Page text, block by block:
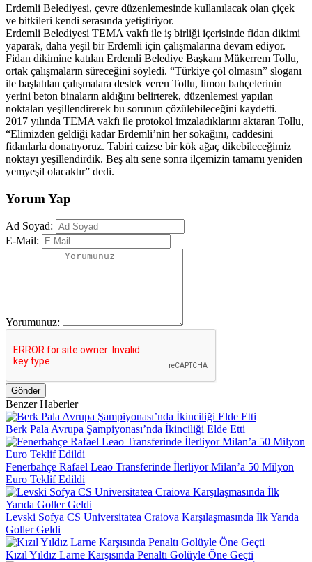
Erdemli Belediyesi, çevre düzenlemesinde kullanılacak olan çiçek
ve bitkileri kendi serasında yetiştiriyor.
Erdemli Belediyesi TEMA vakfı ile iş birliği içerisinde fidan dikimi
yaparak, daha yeşil bir Erdemli için çalışmalarına devam ediyor.
Fidan dikimine katılan Erdemli Belediye Başkanı Mükerrem Tollu,
ortak çalışmaların süreceğini söyledi. “Türkiye çöl olmasın” sloganı
ile başlatılan çalışmalara destek veren Tollu, limon bahçelerinin
yerini beton binaların aldığını belirterek, düzenlemesi yapılan
noktaları yeşillendirerek bu sorunun çözülebileceğini kaydetti.
2017 yılında TEMA vakfı ile protokol imzaladıklarını aktaran Tollu,
“Elimizden geldiği kadar Erdemli’nin her sokağını, caddesini
fidanlarla donatıyoruz. Tabiri caizse bir kök ağaç dikebileceğimiz
noktayı yeşillendirdik. Beş altı sene sonra ilçemizin tamamı yeniden
yemyeşil olacaktır” dedi.
Yorum Yap
Ad Soyad:
E-Mail:
Yorumunuz:
Gönder
Benzer Haberler
Berk Pala Avrupa Şampiyonası’nda İkinciliği Elde Etti
Fenerbahçe Rafael Leao Transferinde İlerliyor Milan’a 50 Milyon
Euro Teklif Edildi
Levski Sofya CS Universitatea Craiova Karşılaşmasında İlk Yarıda
Goller Geldi
Kızıl Yıldız Larne Karşısında Penaltı Golüyle Öne Geçti